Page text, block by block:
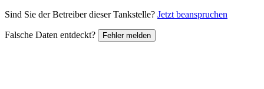
Sind Sie der Betreiber dieser Tankstelle? Jetzt beanspruchen
Falsche Daten entdeckt? Fehler melden